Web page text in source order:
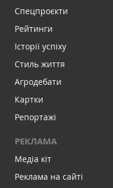
Спецпроєкти
Рейтинги
Історії успіху
Стиль життя
Агродебати
Картки
Репортажі
РЕКЛАМА
Медіа кіт
Реклама на сайті